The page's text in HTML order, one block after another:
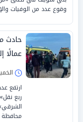
وقوع عدد من الوفيات
حادث
عمالًا إلى
الخميس 06/
ارتفع
ربع
محافظة بني